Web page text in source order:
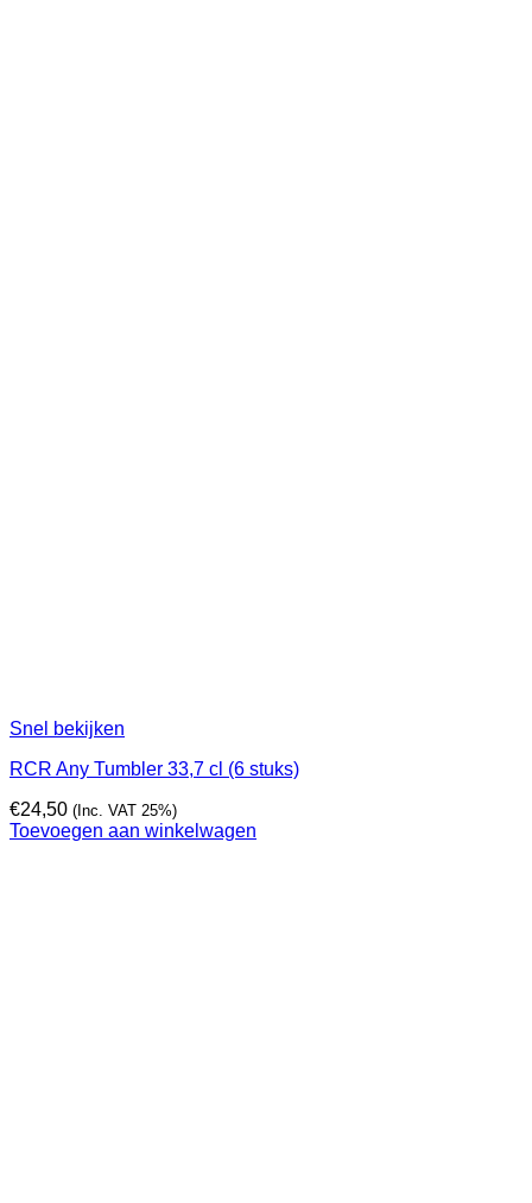
Snel bekijken
RCR Any Tumbler 33,7 cl (6 stuks)
€24,50 (Inc. VAT 25%)
Toevoegen aan winkelwagen